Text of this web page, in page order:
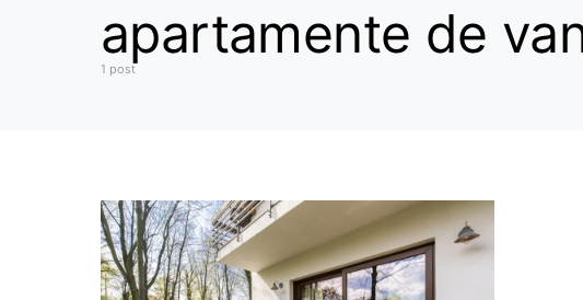
apartamente de
1 post